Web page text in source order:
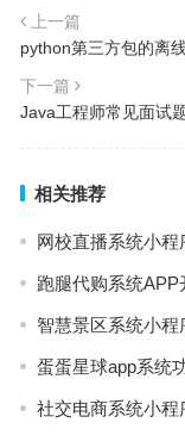
上一篇
python第三方包的离
下一篇
Java工程师常见面试
相关推荐
网校直播系统小
跑腿代购系统
智慧景区系统小
蛋蛋星球app系统
社交电商系统小